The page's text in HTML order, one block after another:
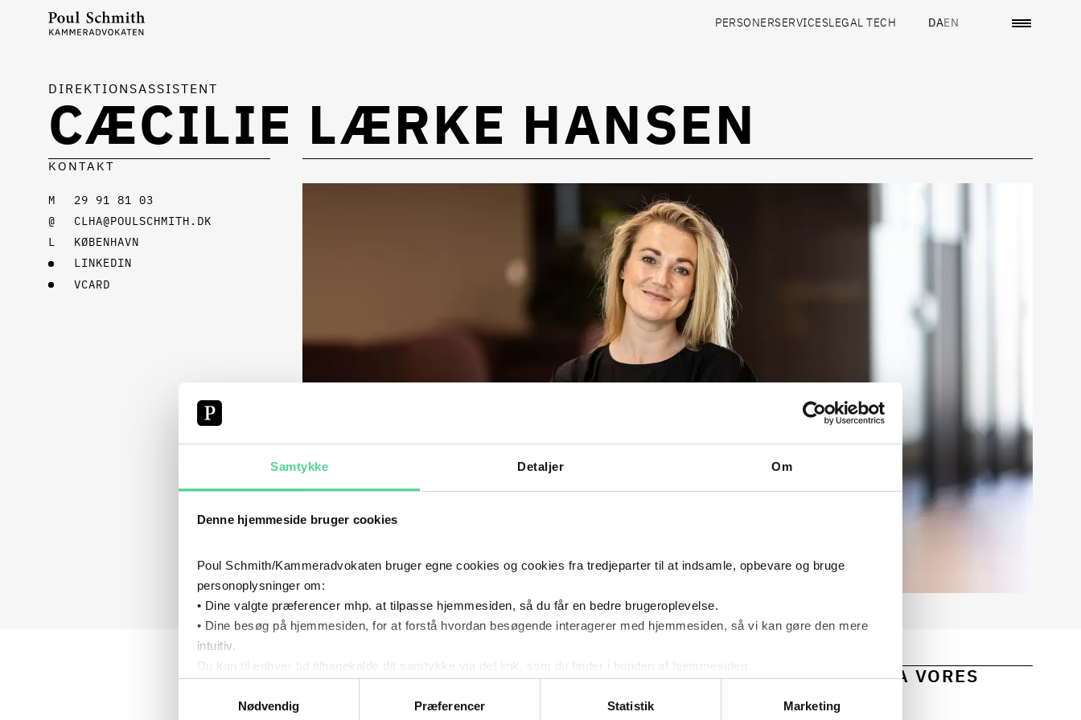
Samtykke Detaljer Om
Denne hjemmeside bruger cookies
Poul Schmith/Kammeradvokaten bruger egne cookies og cookies fra tredjeparter til at indsamle, opbevare og bruge
personoplysninger om:
• Dine valgte præferencer mhp. at tilpasse hjemmesiden, så du får en bedre brugeroplevelse.
• Dine besøg på hjemmesiden, for at forstå hvordan besøgende interagerer med hjemmesiden, så vi kan gøre den mere
intuitiv.
Du kan til enhver tid tilbagekalde dit samtykke via det link, som du finder i bunden af hjemmesiden.
Læs mere om vores behandling af personoplysninger her.
Nødvendig
Præferencer Statistik Marketing
PERSONERSERVICESLEGAL TECH DAEN
CÆCILIE LÆRKE HANSEN
DIREKTIONSASSISTENT
KONTAKT
29 91 81 03
CLHA@POULSCHMITH.DK
KØBENHAVN
LINKEDIN
VCARD
HOLD DIG OPDATERET: FÅ JURIDISK VIDEN OG INDSIGTER FRA VORES
EKSPERTER DIREKTE I DIN INDBAKKE